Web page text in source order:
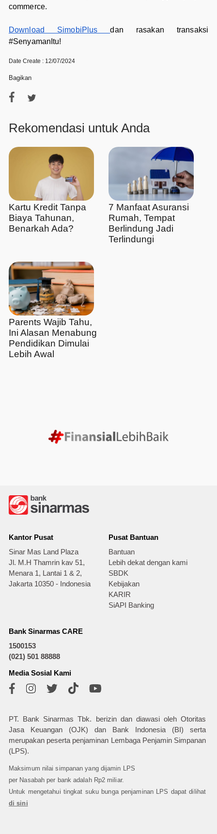
commerce.
Download SimobiPlusdan rasakan transaksi
#SenyamanItu!
Date Create : 12/07/2024
Bagikan
Rekomendasi untuk Anda
Kartu Kredit Tanpa
Biaya Tahunan,
Benarkah Ada?
7 Manfaat Asuransi
Rumah, Tempat
Berlindung Jadi
Terlindungi
Parents Wajib Tahu,
Ini Alasan Menabung
Pendidikan Dimulai
Lebih Awal
Kantor Pusat
Sinar Mas Land Plaza
Jl. M.H Thamrin kav 51,
Menara 1, Lantai 1 & 2,
Jakarta 10350 - Indonesia
Pusat Bantuan
Bantuan
Lebih dekat dengan kami
SBDK
Kebijakan
KARIR
SiAPI Banking
Bank Sinarmas CARE
1500153
(021) 501 88888
Media Sosial Kami
PT. Bank Sinarmas Tbk. berizin dan diawasi oleh Otoritas
Jasa Keuangan (OJK) dan Bank Indonesia (BI) serta
merupakan peserta penjaminan Lembaga Penjamin Simpanan
(LPS).
Maksimum nilai simpanan yang dijamin LPS
per Nasabah per bank adalah Rp2 miliar.
Untuk mengetahui tingkat suku bunga penjaminan LPS dapat dilihat
di sini